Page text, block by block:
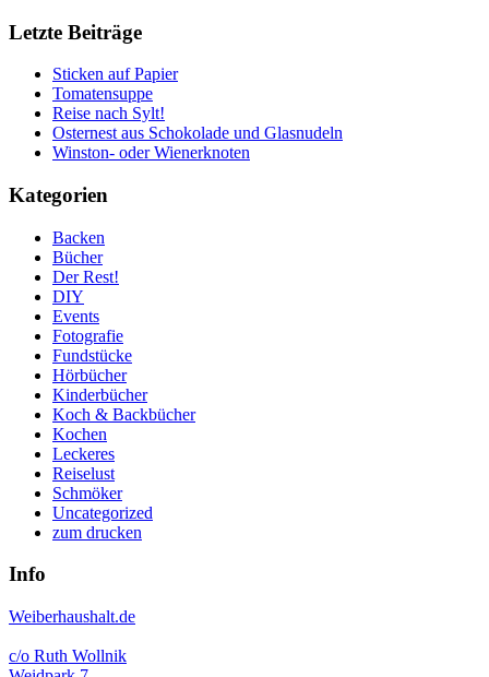
Letzte Beiträge
Sticken auf Papier
Tomatensuppe
Reise nach Sylt!
Osternest aus Schokolade und Glasnudeln
Winston- oder Wienerknoten
Kategorien
Backen
Bücher
Der Rest!
DIY
Events
Fotografie
Fundstücke
Hörbücher
Kinderbücher
Koch & Backbücher
Kochen
Leckeres
Reiselust
Schmöker
Uncategorized
zum drucken
Info
Weiberhaushalt.de
c/o Ruth Wollnik